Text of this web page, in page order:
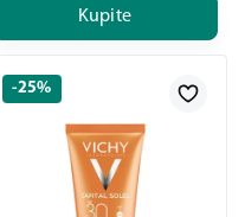
Kupite
-25%